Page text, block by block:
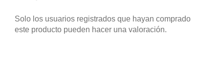
Solo los usuarios registrados que hayan comprado
este producto pueden hacer una valoración.